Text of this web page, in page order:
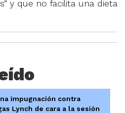
y que no facilita una dieta
impugnación contra
Lynch de cara a la sesión